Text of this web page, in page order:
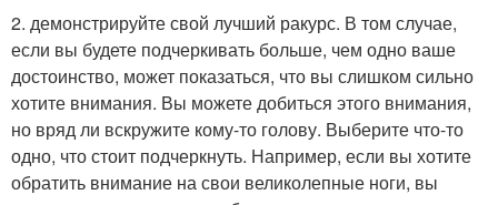
2. демонстрируйте свой лучший ракурс. В том случае,
если вы будете подчеркивать больше, чем одно ваше
достоинство, может показаться, что вы слишком сильно
хотите внимания. Вы можете добиться этого внимания,
но вряд ли вскружите кому-то голову. Выберите что-то
одно, что стоит подчеркнуть. Например, если вы хотите
обратить внимание на свои великолепные ноги, вы